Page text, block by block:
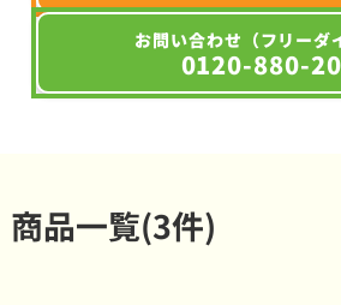
お問い合わせ（フリーダ
0120-880-
商品一覧(3件)